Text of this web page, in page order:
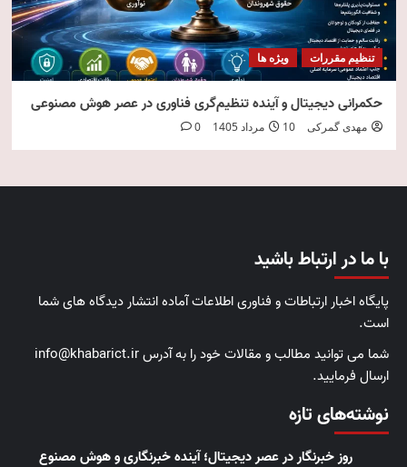
تنظیم مقررات ویژه ها
حکمرانی دیجیتال و آینده تنظیم‌گری فناوری در عصر هوش مصنوعی
مهدی گمرکی 10 مرداد 1405 0
با ما در ارتباط باشید
پایگاه اخبار ارتباطات و فناوری اطلاعات آماده انتشار دیدگاه های شما
است.
شما می توانید مطالب و مقالات خود را به آدرس info@khabarict.ir
ارسال فرمایید.
نوشته‌های تازه
روز خبرنگار در عصر دیجیتال؛ آینده خبرنگاری و هوش مصنوع